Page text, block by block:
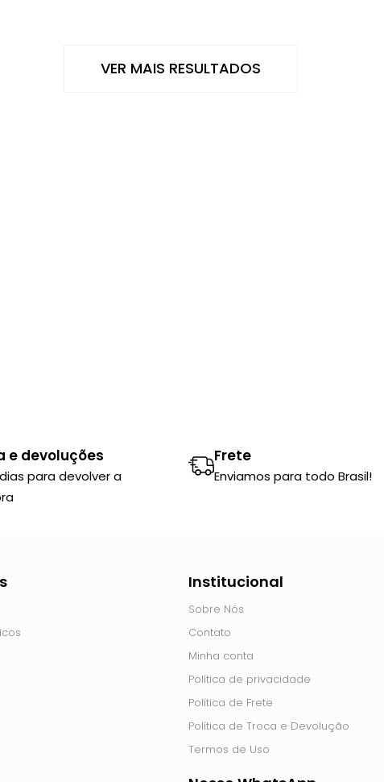
VER MAIS RESULTADOS
e devoluções
para devolver a
Frete
Enviamos para todo Brasil!
Institucional
Sobre Nós
Contato
Minha conta
Política de privacidade
Política de Frete
Política de Troca e Devolução
Termos de Uso